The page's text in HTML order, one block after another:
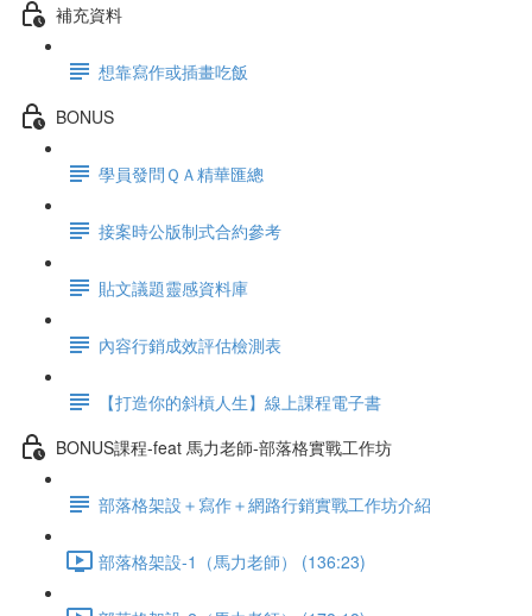
補充資料
想靠寫作或插畫吃飯
BONUS
學員發問ＱＡ精華匯總
接案時公版制式合約參考
貼文議題靈感資料庫
內容行銷成效評估檢測表
【打造你的斜槓人生】線上課程電子書
BONUS課程-feat 馬力老師-部落格實戰工作坊
部落格架設＋寫作＋網路行銷實戰工作坊介紹
部落格架設-1（馬力老師） (136:23)